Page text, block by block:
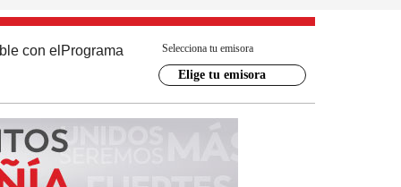
con el Programa Selecciona tu emisora
Elige tu emisora